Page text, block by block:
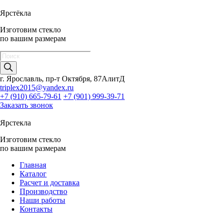
Ярстёкла
Изготовим стекло
по вашим размерам
Поиск
товаров
г. Ярославль, пр-т Октября, 87АлитД
triplex2015@yandex.ru
+7 (910) 665-79-61 +7 (901) 999-39-71
Заказать звонок
Ярстекла
Изготовим стекло
по вашим размерам
Главная
Каталог
Расчет и доставка
Производство
Наши работы
Контакты